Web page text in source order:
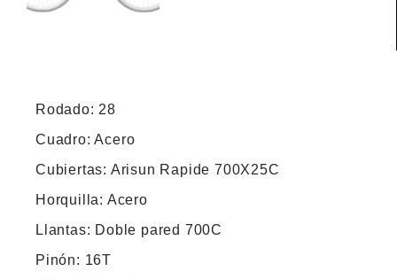
Rodado: 28
Cuadro: Acero
Cubiertas: Arisun Rapide 700X25C
Horquilla: Acero
Llantas: Doble pared 700C
Pinón: 16T